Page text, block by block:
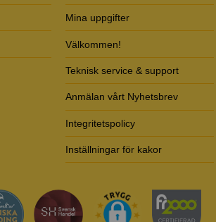
Mina uppgifter
Välkommen!
Teknisk service & support
Anmälan vårt Nyhetsbrev
Integritetspolicy
Inställningar för kakor